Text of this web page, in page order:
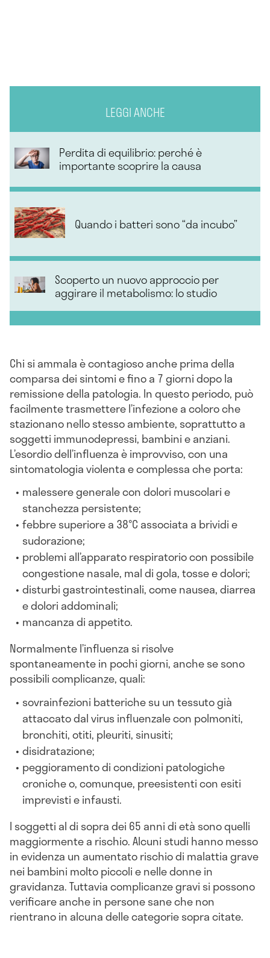
LEGGI ANCHE
Perdita di equilibrio: perché è
importante scoprire la causa
Quando i batteri sono “da incubo”
Scoperto un nuovo approccio per
aggirare il metabolismo: lo studio
Chi si ammala è contagioso anche prima della
comparsa dei sintomi e fino a 7 giorni dopo la
remissione della patologia. In questo periodo, può
facilmente trasmettere l’infezione a coloro che
stazionano nello stesso ambiente, soprattutto a
soggetti immunodepressi, bambini e anziani.
L’esordio dell’influenza è improvviso, con una
sintomatologia violenta e complessa che porta:
malessere generale con dolori muscolari e
stanchezza persistente;
febbre superiore a 38°C associata a brividi e
sudorazione;
problemi all’apparato respiratorio con possibile
congestione nasale, mal di gola, tosse e dolori;
disturbi gastrointestinali, come nausea, diarrea
e dolori addominali;
mancanza di appetito.
Normalmente l’influenza si risolve
spontaneamente in pochi giorni, anche se sono
possibili complicanze, quali:
sovrainfezioni batteriche su un tessuto già
attaccato dal virus influenzale con polmoniti,
bronchiti, otiti, pleuriti, sinusiti;
disidratazione;
peggioramento di condizioni patologiche
croniche o, comunque, preesistenti con esiti
imprevisti e infausti.
I soggetti al di sopra dei 65 anni di età sono quelli
maggiormente a rischio. Alcuni studi hanno messo
in evidenza un aumentato rischio di malattia grave
nei bambini molto piccoli e nelle donne in
gravidanza. Tuttavia complicanze gravi si possono
verificare anche in persone sane che non
rientrano in alcuna delle categorie sopra citate.